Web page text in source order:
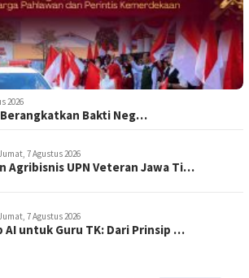
2026
Bakti Neg…
7 Agustus 2026
Agribisnis UPN Veteran Jawa Ti…
7 Agustus 2026
AI untuk Guru TK: Dari Prinsip …